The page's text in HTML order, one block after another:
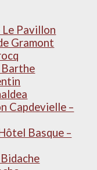
Le Pavillon
Gramont
Capdevielle –
Basque –